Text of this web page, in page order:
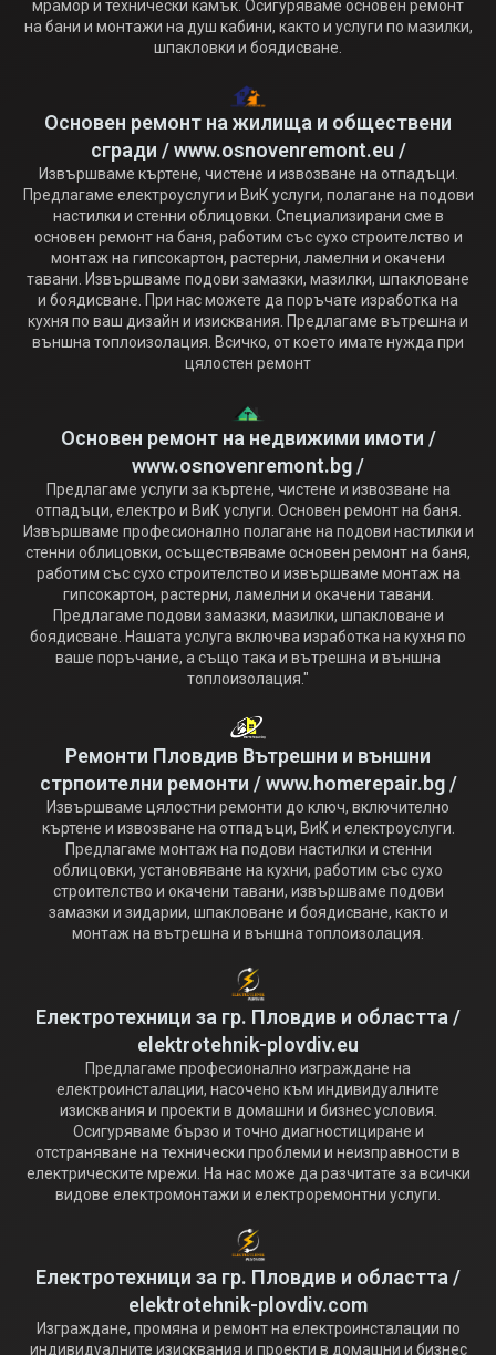
мрамор и технически камък. Осигуряваме основен ремонт
на бани и монтажи на душ кабини, както и услуги по мазилки,
шпакловки и боядисване.
Основен ремонт на жилища и обществени
сгради / www.osnovenremont.eu /
Извършваме къртене, чистене и извозване на отпадъци.
Предлагаме електроуслуги и ВиК услуги, полагане на подови
настилки и стенни облицовки. Специализирани сме в
основен ремонт на баня, работим със сухо строителство и
монтаж на гипсокартон, растерни, ламелни и окачени
тавани. Извършваме подови замазки, мазилки, шпакловане
и боядисване. При нас можете да поръчате изработка на
кухня по ваш дизайн и изисквания. Предлагаме вътрешна и
външна топлоизолация. Всичко, от което имате нужда при
цялостен ремонт
Основен ремонт на недвижими имоти /
www.osnovenremont.bg /
Предлагаме услуги за къртене, чистене и извозване на
отпадъци, електро и ВиК услуги. Основен ремонт на баня.
Извършваме професионално полагане на подови настилки и
стенни облицовки, осъществяваме основен ремонт на баня,
работим със сухо строителство и извършваме монтаж на
гипсокартон, растерни, ламелни и окачени тавани.
Предлагаме подови замазки, мазилки, шпакловане и
боядисване. Нашата услуга включва изработка на кухня по
ваше поръчание, а също така и вътрешна и външна
топлоизолация."
Ремонти Пловдив Вътрешни и външни
стрпоителни ремонти / www.homerepair.bg /
Извършваме цялостни ремонти до ключ, включително
къртене и извозване на отпадъци, ВиК и електроуслуги.
Предлагаме монтаж на подови настилки и стенни
облицовки, установяване на кухни, работим със сухо
строителство и окачени тавани, извършваме подови
замазки и зидарии, шпакловане и боядисване, както и
монтаж на вътрешна и външна топлоизолация.
Електротехници за гр. Пловдив и областта /
elektrotehnik-plovdiv.eu
Предлагаме професионално изграждане на
електроинсталации, насочено към индивидуалните
изисквания и проекти в домашни и бизнес условия.
Осигуряваме бързо и точно диагностициране и
отстраняване на технически проблеми и неизправности в
електрическите мрежи. На нас може да разчитате за всички
видове електромонтажи и електроремонтни услуги.
Електротехници за гр. Пловдив и областта /
elektrotehnik-plovdiv.com
Изграждане, промяна и ремонт на електроинсталации по
индивидуалните изисквания и проекти в домашни и бизнес